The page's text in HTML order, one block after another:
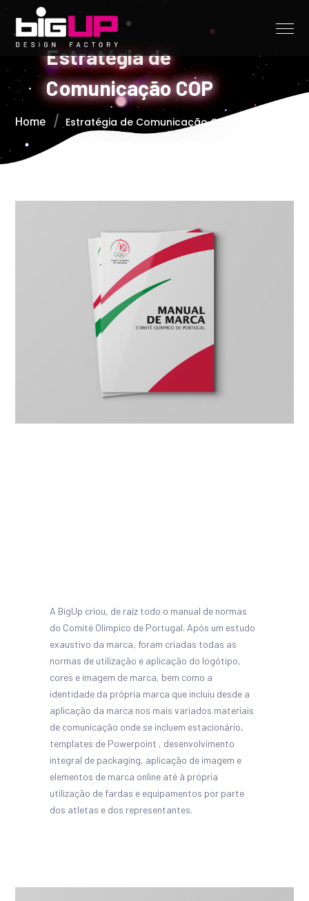
Estratégia de
Comunicação COP
Home Estratégia de Comunicação COP
A BigUp criou, de raíz todo o manual de normas
do Comité Olímpico de Portugal. Após um estudo
exaustivo da marca, foram criadas todas as
normas de utilização e aplicação do logótipo,
cores e imagem de marca, bem como a
identidade da própria marca que incluiu desde a
aplicação da marca nos mais variados materiais
de comunicação onde se incluem estacionário,
templates de Powerpoint , desenvolvimento
integral de packaging, aplicação de imagem e
elementos de marca online até à própria
utilização de fardas e equipamentos por parte
dos atletas e dos representantes.